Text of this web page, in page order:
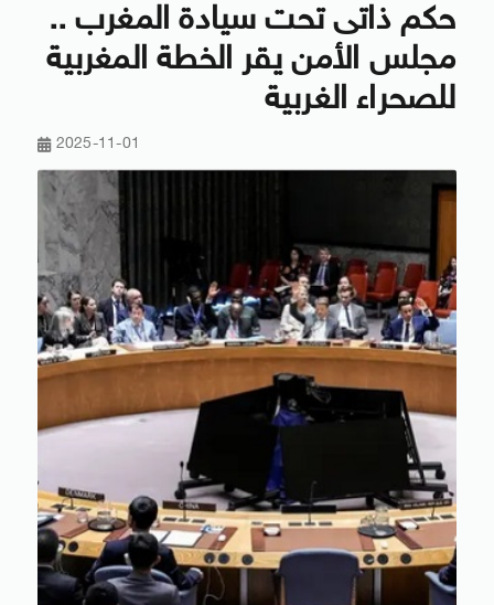
حكم ذاتى تحت سيادة المغرب ..
مجلس الأمن يقر الخطة المغربية
للصحراء الغربية
2025-11-01